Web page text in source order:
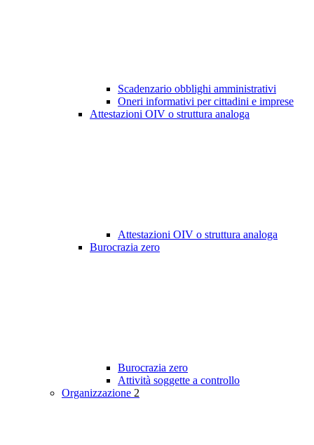
Scadenzario obblighi amministrativi
Oneri informativi per cittadini e imprese
Attestazioni OIV o struttura analoga
Attestazioni OIV o struttura analoga
Burocrazia zero
Burocrazia zero
Attività soggette a controllo
Organizzazione 2